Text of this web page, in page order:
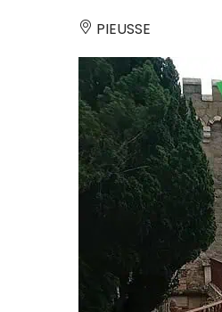
PIEUSSE